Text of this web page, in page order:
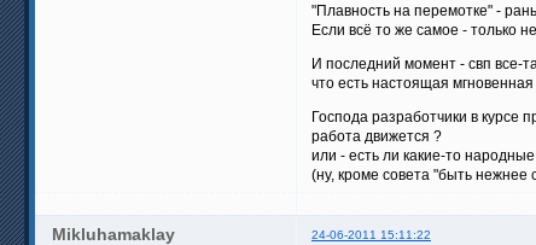
"Плавность на перемотке" -
Если всё то же самое - только
И последний момент - свп все-
что есть настоящая
Господа разработчики в курсе
работа движется ?
или - есть ли какие-то
(ну, кроме совета "быть нежнее
Mikluhamaklay 24-06-2011 15:11:22